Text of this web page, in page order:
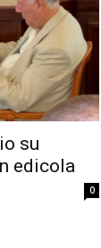
su
edicola
0